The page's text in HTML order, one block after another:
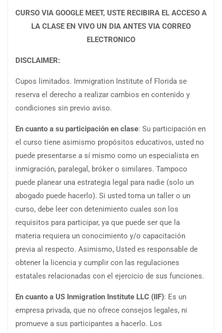
CURSO VIA GOOGLE MEET, USTE RECIBIRA EL ACCESO A
LA CLASE EN VIVO UN DIA ANTES VIA CORREO
ELECTRONICO
DISCLAIMER:
Cupos limitados. Immigration Institute of Florida se
reserva el derecho a realizar cambios en contenido y
condiciones sin previo aviso.
En cuanto a su participación en clase: Su participación en
el curso tiene asimismo propósitos educativos, usted no
puede presentarse a sí mismo como un especialista en
inmigración, paralegal, bróker o similares. Tampoco
puede planear una estrategia legal para nadie (solo un
abogado puede hacerlo). Si usted toma un taller o un
curso, debe leer con detenimiento cuales son los
requisitos para participar, ya que puede ser que la
materia requiera un conocimiento y/o capacitación
previa al respecto. Asimismo, Usted es responsable de
obtener la licencia y cumplir con las regulaciones
estatales relacionadas con el ejercicio de sus funciones.
En cuanto a US Inmigration Institute LLC (IIF): Es un
empresa privada, que no ofrece consejos legales, ni
promueve a sus participantes a hacerlo. Los